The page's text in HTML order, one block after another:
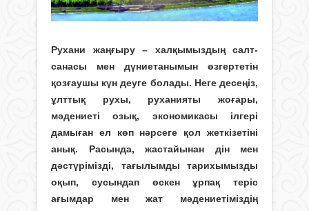
Рухани жаңғыру – халқымыздың салт-
санасы мен дүниетанымын өзгертетін
қозғаушы күн деуге болады. Неге десеңіз,
ұлттық рухы, руханияты жоғары,
мәдениеті озық, экономикасы ілгері
дамыған ел көп нәрсеге қол жеткізетіні
анық. Расында, жастайынан дін мен
дәстүрімізді, тағылымды тарихымызды
оқып, сусындап өскен ұрпақ теріс
ағымдар мен жат мәдениетіміздің